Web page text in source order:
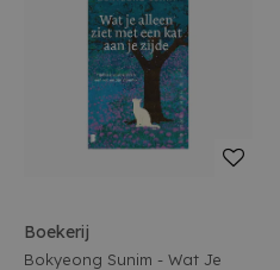
Boekerij
Bokyeong Sunim - Wat Je